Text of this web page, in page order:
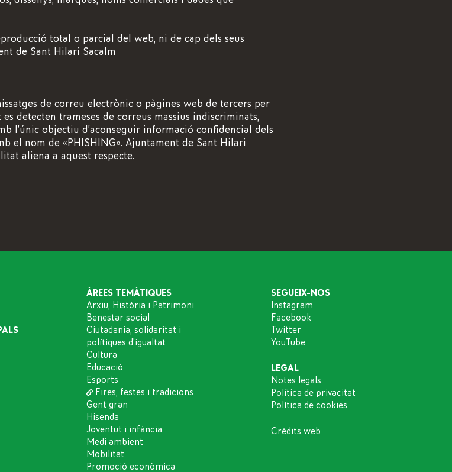
total o parcial del web, ni de cap dels seus
de Sant Hilari Sacalm
de correu electrònic o pàgines web de tercers per
detecten trameses de correus massius indiscriminats,
l’únic objectiu d’aconseguir informació confidencial dels
el nom de «PHISHING». Ajuntament de Sant Hilari
aliena a aquest respecte.
ÀREES TEMÀTIQUES
Arxiu, Història i Patrimoni
Benestar social
Ciutadania, solidaritat i
polítiques d'igualtat
Cultura
Educació
Esports
Fires, festes i tradicions
Gent gran
Hisenda
Joventut i infància
Medi ambient
Mobilitat
Promoció econòmica
SEGUEIX-NOS
Instagram
Facebook
Twitter
YouTube
LEGAL
Notes legals
Política de privacitat
Política de cookies
Crèdits web